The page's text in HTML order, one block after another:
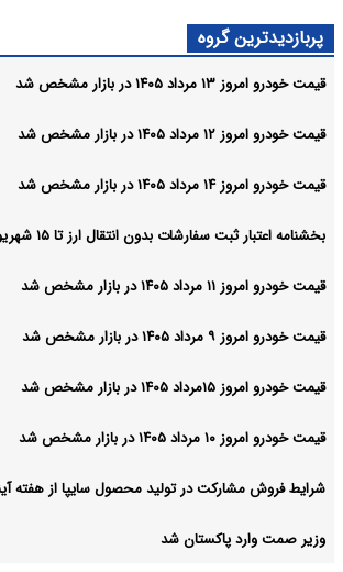
پربازدیدترین گروه
قیمت خودرو امروز ۱۳ مرداد ۱۴۰۵ در بازار مشخص شد
قیمت خودرو امروز ۱۲ مرداد ۱۴۰۵ در بازار مشخص شد
قیمت خودرو امروز ۱۴ مرداد ۱۴۰۵ در بازار مشخص شد
بخشنامه اعتبار ثبت سفارشات بدون انتقال ارز تا ۱۵ شهریور تمدید شد
قیمت خودرو امروز ۱۱ مرداد ۱۴۰۵ در بازار مشخص شد
قیمت خودرو امروز ۹ مرداد ۱۴۰۵ در بازار مشخص شد
قیمت خودرو امروز ۱۵مرداد ۱۴۰۵ در بازار مشخص شد
قیمت خودرو امروز ۱۰ مرداد ۱۴۰۵ در بازار مشخص شد
شرایط فروش مشارکت در تولید محصول سایپا از هفته
وزیر صمت وارد پاکستان شد